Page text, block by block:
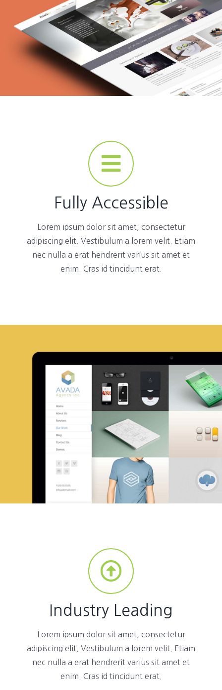
Fully Accessible
Lorem ipsum dolor sit amet, consectetur
adipiscing elit. Vestibulum a lorem velit. Etiam
nec nulla a erat hendrerit varius sit amet et
enim. Cras id tincidunt erat.
Industry Leading
Lorem ipsum dolor sit amet, consectetur
adipiscing elit. Vestibulum a lorem velit. Etiam
nec nulla a erat hendrerit varius sit amet et
enim. Cras id tincidunt erat.